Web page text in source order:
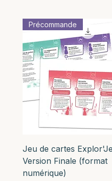
Précommande
Jeu de cartes
Version Finale (format
numérique)